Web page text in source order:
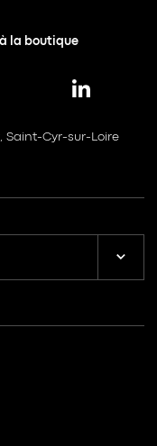
la boutique
Saint-Cyr-sur-Loire